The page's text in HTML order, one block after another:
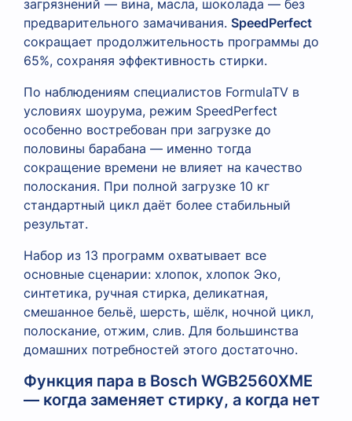
загрязнений — вина, масла, шоколада — без
предварительного замачивания. SpeedPerfect
сокращает продолжительность программы до
65%, сохраняя эффективность стирки.
По наблюдениям специалистов FormulaTV в
условиях шоурума, режим SpeedPerfect
особенно востребован при загрузке до
половины барабана — именно тогда
сокращение времени не влияет на качество
полоскания. При полной загрузке 10 кг
стандартный цикл даёт более стабильный
результат.
Набор из 13 программ охватывает все
основные сценарии: хлопок, хлопок Эко,
синтетика, ручная стирка, деликатная,
смешанное бельё, шерсть, шёлк, ночной цикл,
полоскание, отжим, слив. Для большинства
домашних потребностей этого достаточно.
Функция пара в Bosch WGB2560XME
— когда заменяет стирку, а когда нет